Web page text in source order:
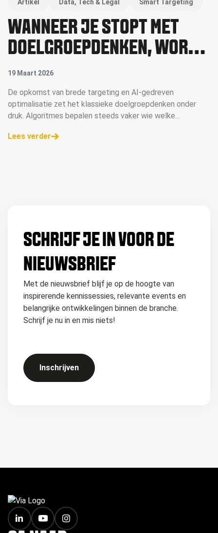
Artikel Data, Tech & Legal Smart Targeting
WANNEER JE STOPT MET
DOELGROEPDENKEN, WORDT
DE ENIGE TOETS VAN JE
OUTPUT: VIND ÍK HET ZELF
LEUK?"
19 Maart 2026
De opkomst van brede targeting en AI-gedreven
optimalisatie zet het klassieke doelgroepdenken onder
druk. Algoritmes bepalen steeds vaker wie welke
media-inzet nog altijd plannen van
Lees verder
SCHRIJF JE IN VOOR DE
NIEUWSBRIEF
Met de nieuwsbrief blijf je op de hoogte van
inspirerende kennissessies, relevante events en
belangrijke ontwikkelingen binnen de branche.
Schrijf je nu in en mis niets!
Inschrijven
FOOTER